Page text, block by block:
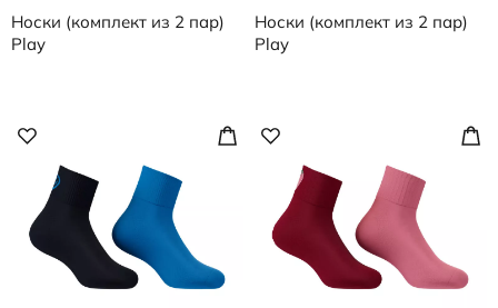
Носки (комплект из 2 пар)
Play
Носки (комплект из 2 пар)
Play